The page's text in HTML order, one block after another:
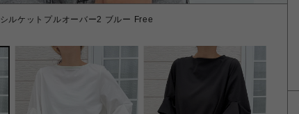
シルケットプルオーバー2 ブルー Free